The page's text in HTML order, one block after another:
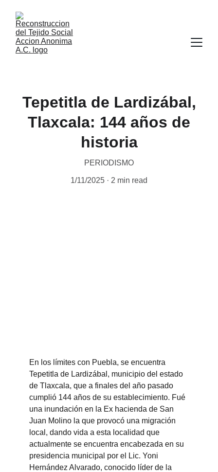
Tepetitla de Lardizábal,
Tlaxcala: 144 años de
historia
PERIODISMO
1/11/2025 2 min read
En los límites con Puebla, se encuentra
Tepetitla de Lardizábal, municipio del estado
de Tlaxcala, que a finales del año pasado
cumplió 144 años de su establecimiento. Fué
una inundación en la Ex hacienda de San
Juan Molino la que provocó una migración
local, dando vida a esta localidad que
actualmente se encuentra encabezada en su
presidencia municipal por el Lic. Yoni
Hernández Alvarado, conocido líder de la